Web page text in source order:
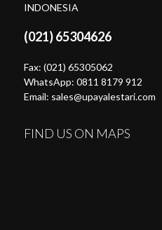
INDONESIA
(021) 65304626
Fax: (021) 65305062
WhatsApp: 0811 8179 912
Email: sales@upayalestari.com
FIND US ON MAPS